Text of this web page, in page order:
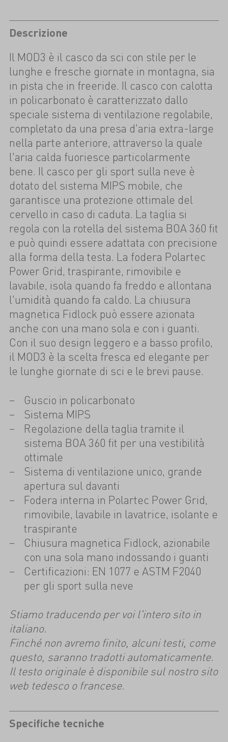
Descrizione
Il MOD3 è il casco da sci con stile per le
lunghe e fresche giornate in montagna, sia
in pista che in freeride. Il casco con calotta
in policarbonato è caratterizzato dallo
speciale sistema di ventilazione regolabile,
completato da una presa d'aria extra-large
nella parte anteriore, attraverso la quale
l'aria calda fuoriesce particolarmente
bene. Il casco per gli sport sulla neve è
dotato del sistema MIPS mobile, che
garantisce una protezione ottimale del
cervello in caso di caduta. La taglia si
regola con la rotella del sistema BOA 360 fit
e può quindi essere adattata con precisione
alla forma della testa. La fodera Polartec
Power Grid, traspirante, rimovibile e
lavabile, isola quando fa freddo e allontana
l'umidità quando fa caldo. La chiusura
magnetica Fidlock può essere azionata
anche con una mano sola e con i guanti.
Con il suo design leggero e a basso profilo,
il MOD3 è la scelta fresca ed elegante per
le lunghe giornate di sci e le brevi pause.
Guscio in policarbonato
Sistema MIPS
Regolazione della taglia tramite il
sistema BOA 360 fit per una vestibilità
ottimale
Sistema di ventilazione unico, grande
apertura sul davanti
Fodera interna in Polartec Power Grid,
rimovibile, lavabile in lavatrice, isolante e
traspirante
Chiusura magnetica Fidlock, azionabile
con una sola mano indossando i guanti
Certificazioni: EN 1077 e ASTM F2040
per gli sport sulla neve
Stiamo traducendo per voi l'intero sito in
italiano.
Finché non avremo finito, alcuni testi, come
questo, saranno tradotti automaticamente.
Il testo originale è disponibile sul nostro sito
web tedesco o francese.
Specifiche tecniche